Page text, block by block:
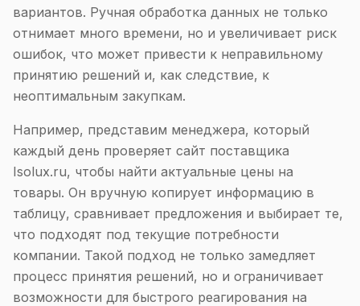
вариантов. Ручная обработка данных не только
отнимает много времени, но и увеличивает риск
ошибок, что может привести к неправильному
принятию решений и, как следствие, к
неоптимальным закупкам.
Например, представим менеджера, который
каждый день проверяет сайт поставщика
Isolux.ru, чтобы найти актуальные цены на
товары. Он вручную копирует информацию в
таблицу, сравнивает предложения и выбирает те,
что подходят под текущие потребности
компании. Такой подход не только замедляет
процесс принятия решений, но и ограничивает
возможности для быстрого реагирования на